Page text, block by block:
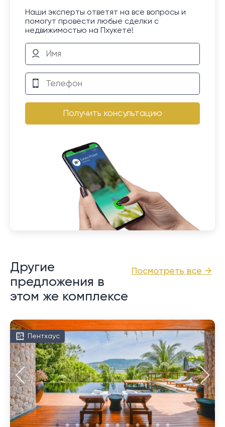
Наши эксперты ответят на все вопросы и
помогут провести любые сделки с
недвижимостью на Пхукете!
Получить консультацию
Посмотреть все →
Другие
предложения в
этом же комплексе
Пентхаус